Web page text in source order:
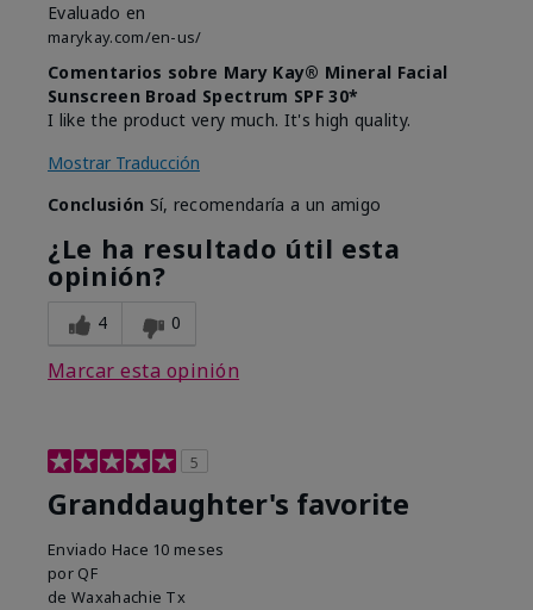
Evaluado en
marykay.com/en-us/
Comentarios sobre Mary Kay® Mineral Facial
Sunscreen Broad Spectrum SPF 30*
I like the product very much. It's high quality.
Mostrar Traducción
Conclusión Sí, recomendaría a un amigo
¿Le ha resultado útil esta
opinión?
4 0
Marcar esta opinión
5
Granddaughter's favorite
Enviado Hace 10 meses
por QF
de Waxahachie Tx